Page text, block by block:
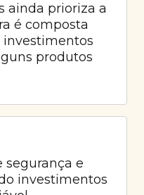
ainda prioriza a
é composta
produtos
segurança e
investimentos